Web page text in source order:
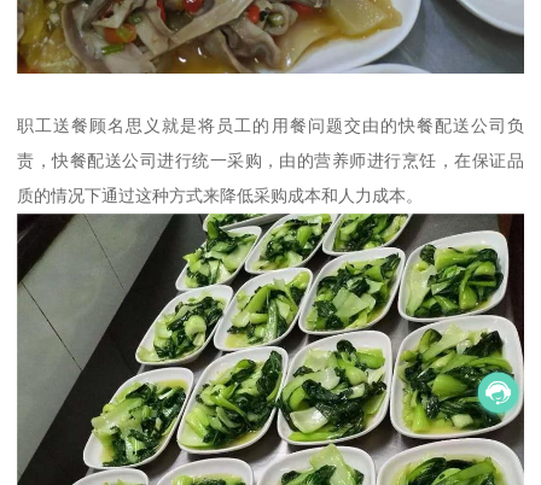
职工送餐顾名思义就是将员工的用餐问题交由的快餐配送公司负
责，快餐配送公司进行统一采购，由的营养师进行烹饪，在保证品
质的情况下通过这种方式来降低采购成本和人力成本。